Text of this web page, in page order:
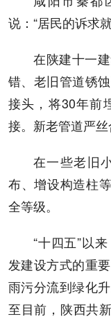
说：“居民的诉求
在陕建十一
错、老旧管道锈
接头，将30年前
接。新老管道严丝
在一些老旧
布、增设构造柱
全等级。
“十四五”以
发建设方式的重
雨污分流到绿化
至目前，陕西共